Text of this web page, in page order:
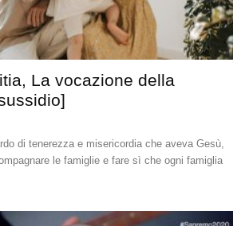
La vocazione della
di tenerezza e misericordia che aveva Gesù,
le famiglie e fare sì che ogni famiglia